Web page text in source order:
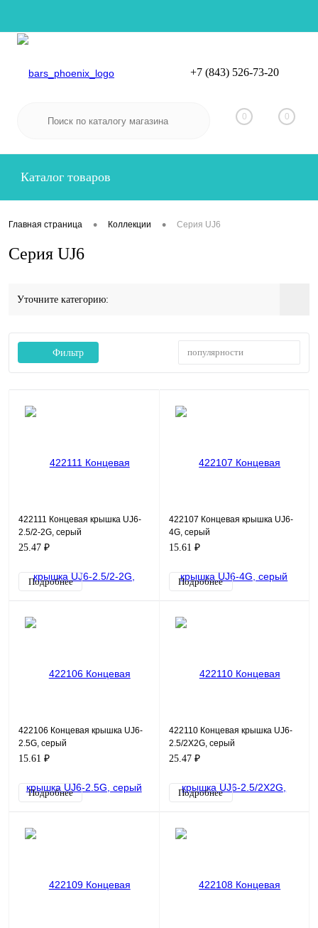
Вход
+7 (843) 526-73-20
0 0
Каталог товаров
Главная страница • Коллекции • Серия UJ6
Серия UJ6
Уточните категорию:
Фильтр популярности
422111 Концевая крышка UJ6-
2.5/2-2G, серый
25.47 ₽
Подробнее
422107 Концевая крышка UJ6-
4G, серый
15.61 ₽
Подробнее
422106 Концевая крышка UJ6-
2.5G, серый
15.61 ₽
Подробнее
422110 Концевая крышка UJ6-
2.5/2X2G, серый
25.47 ₽
Подробнее